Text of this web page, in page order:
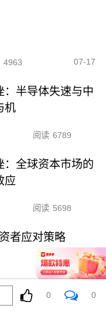
4963 07-17
：半导体失速与中
机
阅读 6789
：全球资本市场的
应
阅读 5698
者应对策略
0 0